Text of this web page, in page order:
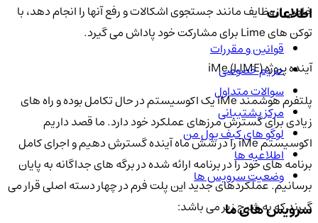
خاصی از وظایف مانند جستجوی اشکالات و رفع آنها را انجام دهد، با
توکن های Lime برای مشارکت خود پاداش می گیرد.
آینده پروژه iMe (LIME)
پلتفرم هوشمند iMe یک اکوسیستم در حال تکامل بوده و راه های
زیادی برای گسترش مرزهای عملکرد خود دارد. ما قصد داریم
اکوسیستم iMe را در شش ماه آینده گسترش دهیم و اجرای کامل
برنامه های خود را در برنامه ارائه شده در برگه های جداگانه به پایان
برسانیم. عملکردهای جدید این پلت فرم در چهار دسته اصلی قرار می
گیرند که به شرح زیر می باشد:
اطلاعات
قوانین و مقررات
حریم خصوصی
سوالات متداول
مرکز پشتیبانی
لوگو های کیف پول من
اطلاعیه ها
وضعیت سرویس ها
سرویس های ما